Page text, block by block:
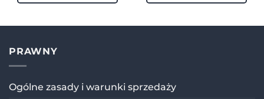
Anna Joniec
Super produkt. .. polecam wszystkim 😀😀
Wed Mar 19 2025 05:14:38 GMT+0000 (Coordinated
Weronika Wiesławska
PRAWNY
Ogólne zasady i warunki sprzedaży